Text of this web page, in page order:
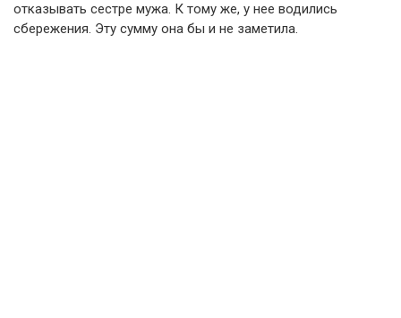
отказывать сестре мужа. К тому же, у нее водились
сбережения. Эту сумму она бы и не заметила.